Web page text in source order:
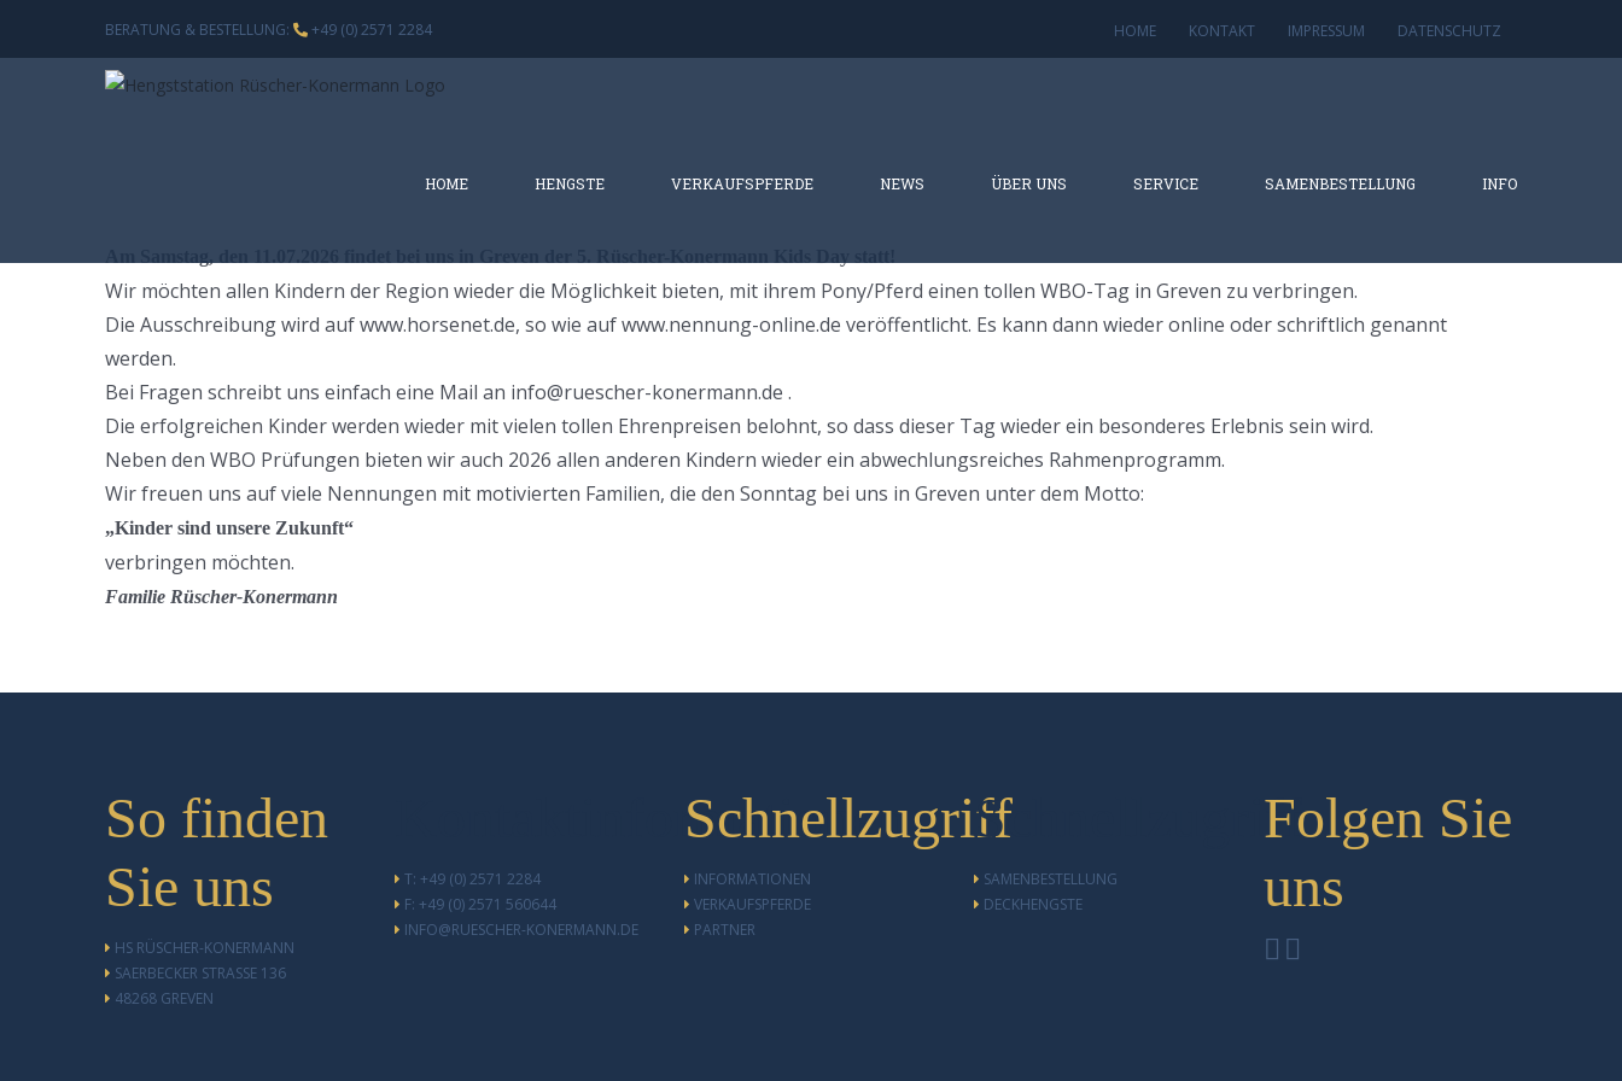
BERATUNG & BESTELLUNG: +49 (0) 2571 2284 HOME KONTAKT IMPRESSUM DATENSCHUTZ
HOME HENGSTE VERKAUFSPFERDE NEWS ÜBER UNS SERVICE SAMENBESTELLUNG INFO
Wir möchten allen Kindern der Region wieder die Möglichkeit bieten, mit ihrem Pony/Pferd einen tollen WBO-Tag in Greven zu verbringen.
Die Ausschreibung wird auf www.horsenet.de, so wie auf www.nennung-online.de veröffentlicht. Es kann dann wieder online oder schriftlich genannt
werden.
Bei Fragen schreibt uns einfach eine Mail an info@ruescher-konermann.de .
Die erfolgreichen Kinder werden wieder mit vielen tollen Ehrenpreisen belohnt, so dass dieser Tag wieder ein besonderes Erlebnis sein wird.
Neben den WBO Prüfungen bieten wir auch 2026 allen anderen Kindern wieder ein abwechlungsreiches Rahmenprogramm.
Wir freuen uns auf viele Nennungen mit motivierten Familien, die den Sonntag bei uns in Greven unter dem Motto:
„Kinder sind unsere Zukunft“
verbringen möchten.
Familie Rüscher-Konermann
So finden
Sie uns
HS RÜSCHER-KONERMANN
SAERBECKER STRASSE 136
48268 GREVEN
Kontaktinformationen
T: +49 (0) 2571 2284
F: +49 (0) 2571 560644
INFO@RUESCHER-KONERMANN.DE
Schnellzugriff
INFORMATIONEN
VERKAUFSPFERDE
PARTNER
Schnellzugriff
SAMENBESTELLUNG
DECKHENGSTE
Folgen Sie
uns